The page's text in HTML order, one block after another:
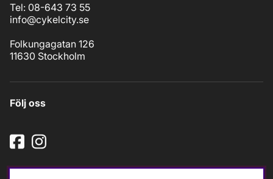
Tel: 08-643 73 55
info@cykelcity.se
Folkungagatan 126
11630 Stockholm
Följ oss